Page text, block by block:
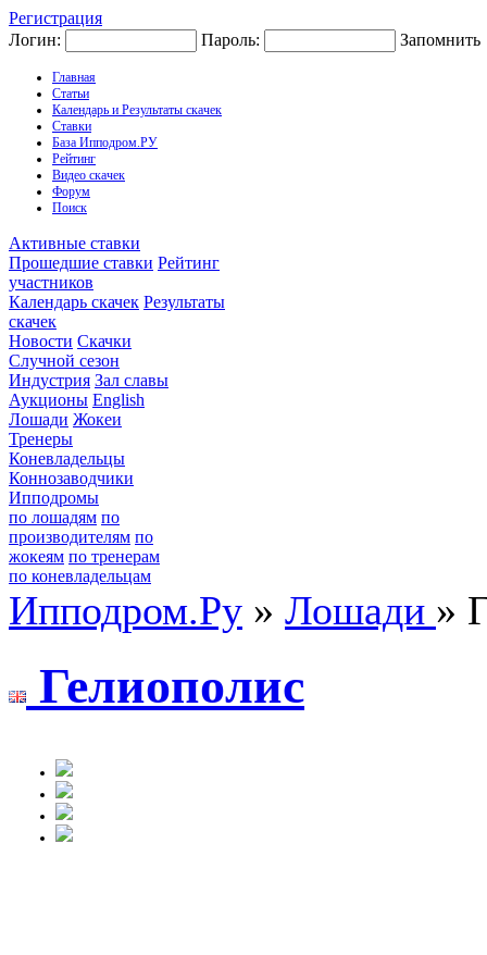
Регистрация
Логин:
Пароль: Запомнить
Главная
Статьи
Календарь и Результаты скачек
Ставки
База Ипподром.РУ
Рейтинг
Видео скачек
Форум
Поиск
Активные ставки
Прошедшие ставки Рейтинг
участников
Календарь скачек Результаты
скачек
Новости Скачки
Случной сезон
Индустрия Зал славы
Аукционы English
Лошади Жокеи
Тренеры
Коневладельцы
Коннозаводчики
Ипподромы
по лошадям по
производителям по
жокеям по тренерам
по коневладельцам
Ипподром.Ру » Лошади »
Гелиoпoлиc